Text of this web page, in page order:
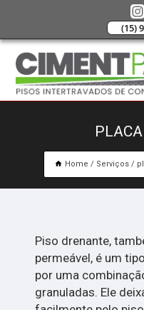
(15)
Home Serviços
Piso drenante,
permeável, é um
por uma
granuladas. Ele